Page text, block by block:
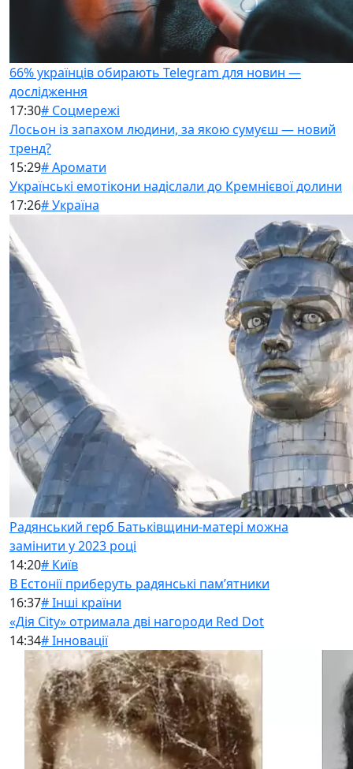
66% українців обирають Telegram для новин —
дослідження
17:30# Соцмережі
Лосьон із запахом людини, за якою сумуєш — новий
тренд?
15:29# Аромати
Українські емотікони надіслали до Кремнієвої долини
17:26# Україна
Радянський герб Батьківщини-матері можна
замінити у 2023 році
14:20# Київ
В Естонії приберуть радянські памʼятники
16:37# Інші країни
«Дія City» отримала дві нагороди Red Dot
14:34# Інновації